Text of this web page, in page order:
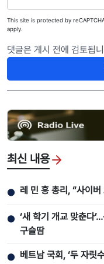
This site is protected by
apply.
댓글은 게시 전에 검토됩
최신 내용
● 레 민 흥 총리, “사이
● ‘새 학기 개교 맞춘다
구슬땀
● 베트남 국회, ‘두 자릿